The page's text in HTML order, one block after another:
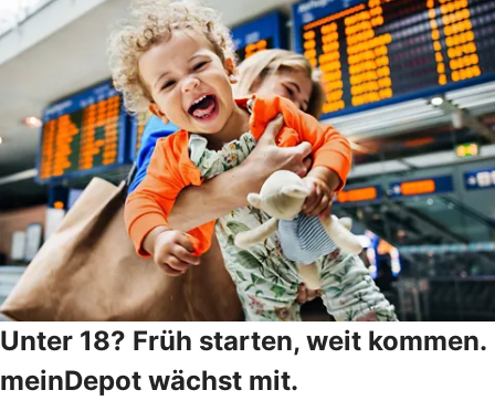
Unter 18? Früh starten, weit kommen.
meinDepot wächst mit.